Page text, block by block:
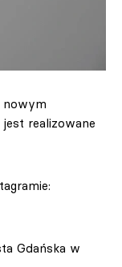
nowym
realizowane
Gdańska w